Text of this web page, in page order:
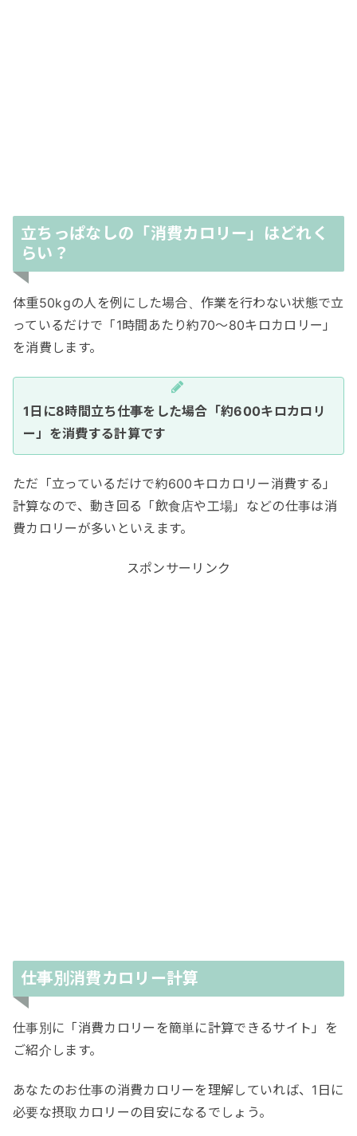
立ちっぱなしの「消費カロリー」はどれく
らい？
体重50kgの人を例にした場合、作業を行わない状態で立
っているだけで「1時間あたり約70〜80キロカロリー」
を消費します。
1日に8時間立ち仕事をした場合「約600キロカロリ
ー」を消費する計算です
ただ「立っているだけで約600キロカロリー消費する」
計算なので、動き回る「飲食店や工場」などの仕事は消
費カロリーが多いといえます。
スポンサーリンク
仕事別消費カロリー計算
仕事別に「消費カロリーを簡単に計算できるサイト」を
ご紹介します。
あなたのお仕事の消費カロリーを理解していれば、1日に
必要な摂取カロリーの目安になるでしょう。